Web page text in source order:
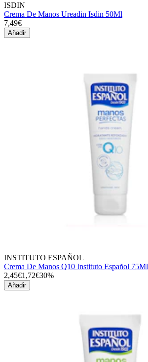
ISDIN
Crema De Manos Ureadin Isdin 50Ml
7,49€
Añadir
INSTITUTO ESPAÑOL
Crema De Manos Q10 Instituto Español 75Ml
2,45€1,72€30%
Añadir